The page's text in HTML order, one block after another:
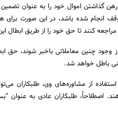
گذاشتن اموال خود را به عنوان
انجام شده باشد، در این صورت برای
کنند تا حق خود را از طریق ابطال
وجود چنین معاملاتی باخبر شوند، حق
باطل خواهد شد.
از مشاوره‌های وی، طلبکاران
اصطلاحاً، طلبکاران عادی به عنوان